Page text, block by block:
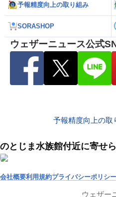
予報精度向上の取り組み
SORASHOP
ウェザーニュース公式
予報精度向上の取
のとじま水族館付近に寄せ
会社概要利用規約プライバシーポリシー
ウェザー